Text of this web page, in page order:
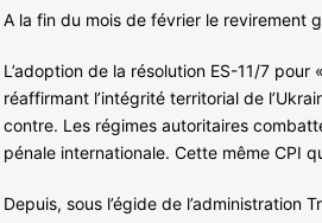
A la fin du mois de février le revirement
L’adoption de la résolution ES-11/7
réaffirmant l’intégrité territorial de
contre. Les régimes autoritaires
pénale internationale. Cette même CPI
Depuis, sous l’égide de